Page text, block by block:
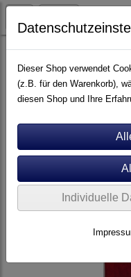
Lautsprecher
Dieser Shop verwendet
(z.B. für den Warenkorb),
diesen Shop und Ihre
Individuelle